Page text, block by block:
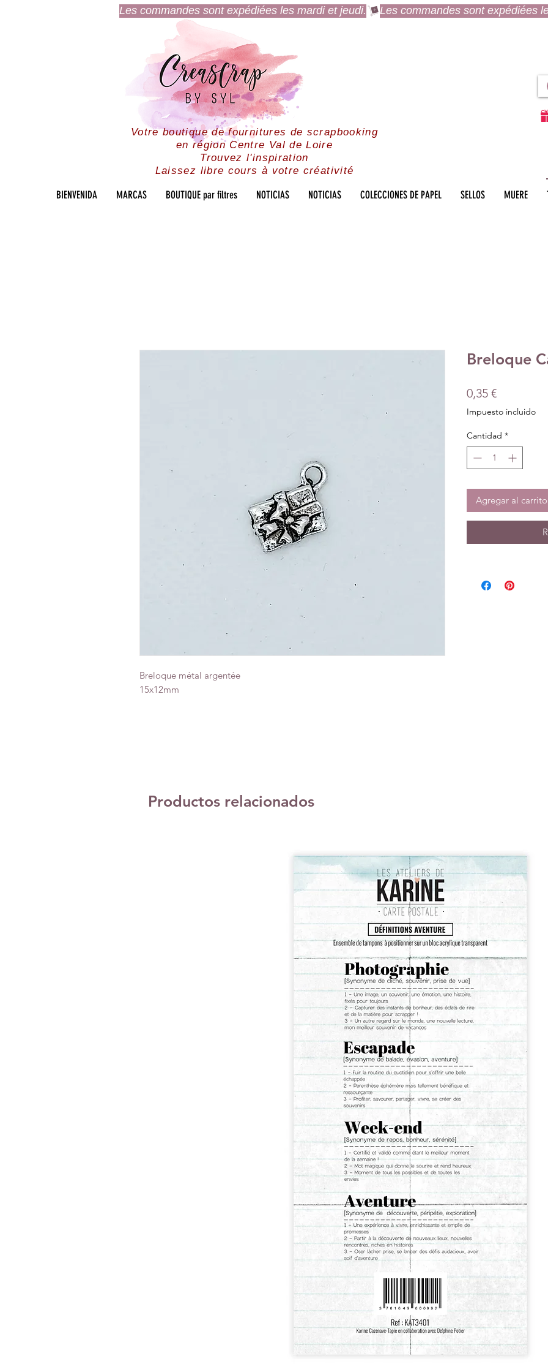
Les commandes sont expédiées les mardi et jeudi.
Votre boutique de fournitures de scrapbooking
en région Centre Val de Loire
Trouvez l'inspiration
Laissez libre cours à votre créativité
BIENVENIDA MARCAS BOUTIQUE par filtres NOTICIAS NOTICIAS COLECCIONES DE PAPEL SELLOS MUERE
Breloque métal argentée
15x12mm
Breloque
0,35 €Precio
Impuesto incluido
Cantidad *
Agregar al carrito
Productos relacionados